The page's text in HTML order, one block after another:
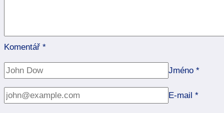
Komentář *
Jméno *
E-mail *